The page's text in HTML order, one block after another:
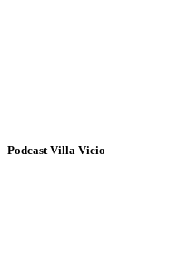
Podcast Villa Vicio